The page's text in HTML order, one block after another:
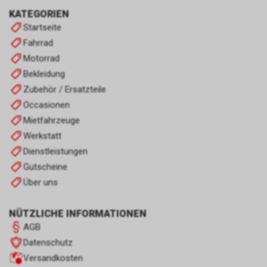
KATEGORIEN
Startseite
Fahrrad
Motorrad
Bekleidung
Zubehör / Ersatzteile
Occasionen
Mietfahrzeuge
Werkstatt
Dienstleistungen
Gutscheine
Über uns
NÜTZLICHE INFORMATIONEN
AGB
Datenschutz
Versandkosten